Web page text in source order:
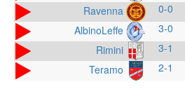
Ravenna
0-0
AlbinoLeffe
3-0
Rimini
3-1
Teramo
2-1